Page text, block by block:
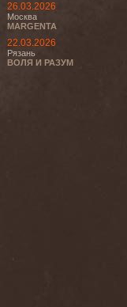
26.03.2026
Москва
MARGENTA
22.03.2026
Рязань
ВОЛЯ И РАЗУМ